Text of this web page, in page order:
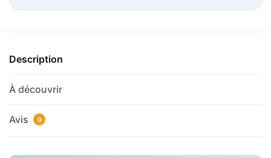
Description
À découvrir
Avis 0